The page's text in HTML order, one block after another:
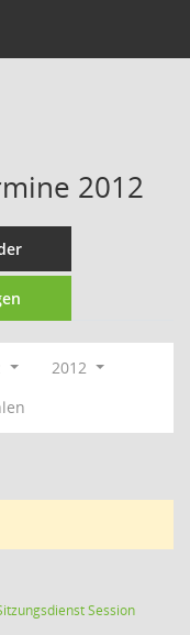
2012
2012
Session(Wird in